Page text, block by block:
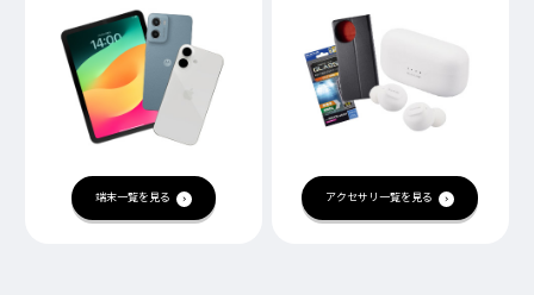
端末一覧を見る アクセサリ一覧を見る